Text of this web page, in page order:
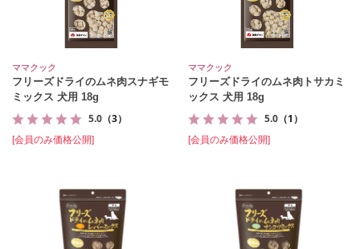
ママクック
フリーズドライのムネ肉スナギモ
ミックス 犬用 18g
5.0 （3）
[会員のみ価格公開]
ママクック
フリーズドライのムネ肉トサカミ
ックス 犬用 18g
5.0 （1）
[会員のみ価格公開]